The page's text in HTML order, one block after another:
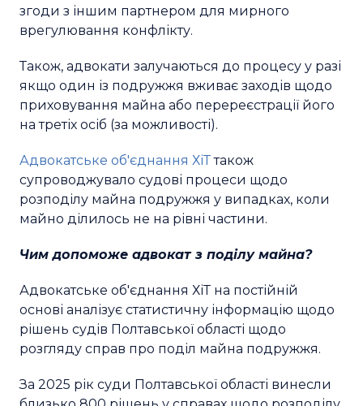
згоди з іншим партнером для мирного
врегулювання конфлікту.
Також, адвокати залучаються до процесу у разі
якщо один із подружжя вживає заходів щодо
приховування майна або перереєстрації його
на третіх осіб (за можливості).
Адвокатське об'єднання ХіТтакож
супроводжувало судові процеси щодо
розподілу майна подружжя у випадках, коли
майно ділилось не на рівні частини.
Чим допоможе адвокат з поділу майна?
Адвокатське об'єднання ХіТ на постійній
основі аналізує статистичну інформацію щодо
рішень судів Полтавської області щодо
розгляду справ про поділ майна подружжя.
За 2025 рік суди Полтавської області винесли